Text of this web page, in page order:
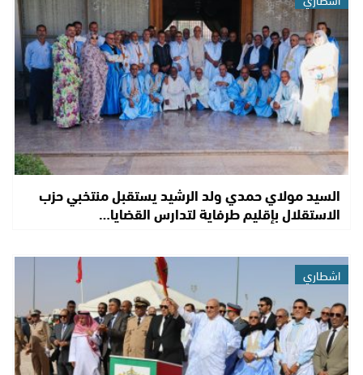
السيد مولاي حمدي ولد الرشيد يستقبل منتخبي حزب
الاستقلال بإقليم طرفاية لتدارس القضايا…
اشطاري